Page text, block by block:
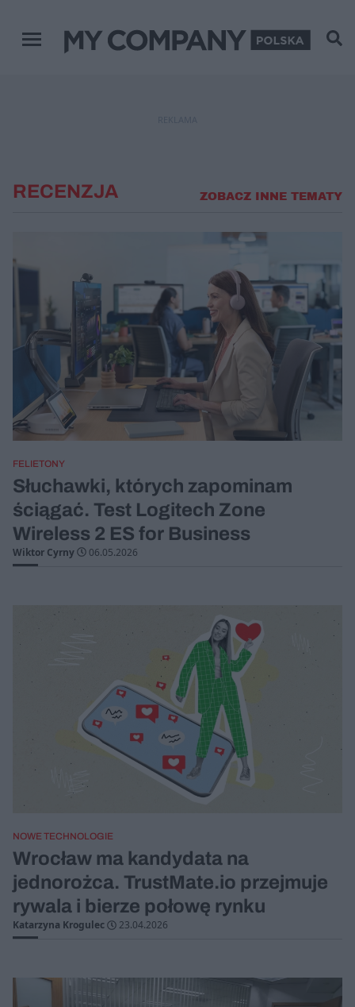
Menu główne
RECENZJA ZOBACZ INNE TEMATY
FELIETONY
Słuchawki, których zapominam
ściągać. Test Logitech Zone
Wireless 2 ES for Business
Wiktor Cyrny 06.05.2026
NOWE TECHNOLOGIE
Wrocław ma kandydata na
jednorożca. TrustMate.io przejmuje
rywala i bierze połowę rynku
Katarzyna Krogulec 23.04.2026